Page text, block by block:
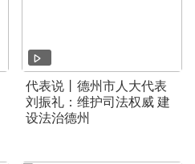
代表说丨德州市人大代表
刘振礼：维护司法权威 建
设法治德州